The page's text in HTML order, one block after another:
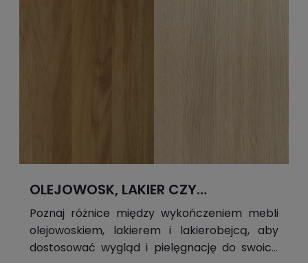
OLEJOWOSK, LAKIER CZY
LAKIEROBEJCA ?
Poznaj różnice między wykończeniem mebli
olejowoskiem, lakierem i lakierobejcą, aby
dostosować wygląd i pielęgnację do swoich